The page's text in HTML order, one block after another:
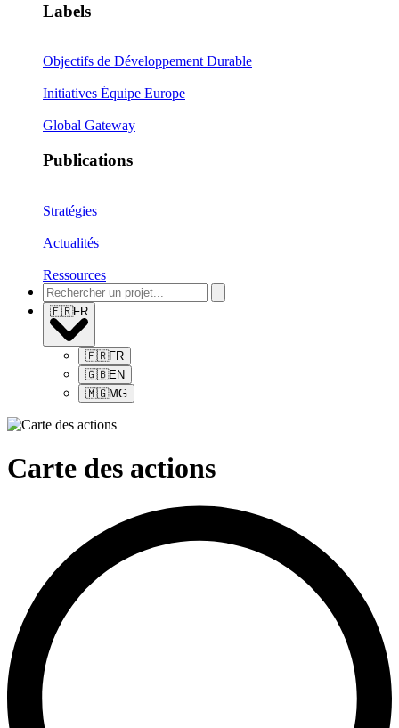
Labels
Objectifs de Développement Durable
Initiatives Équipe Europe
Global Gateway
Publications
Stratégies
Actualités
Ressources
🇫🇷FR
🇫🇷FR
🇬🇧EN
🇲🇬MG
Carte des actions